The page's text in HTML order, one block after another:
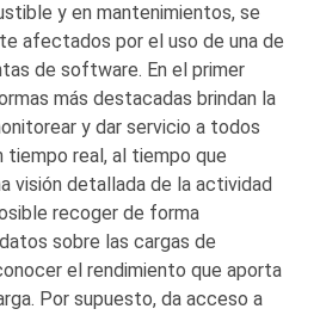
y en mantenimientos, se
afectados por el uso de una de
de software. En el primer
más destacadas brindan la
y dar servicio a todos
tiempo real, al tiempo que
visión detallada de la actividad
recoger de forma
sobre las cargas de
el rendimiento que aporta
Por supuesto, da acceso a